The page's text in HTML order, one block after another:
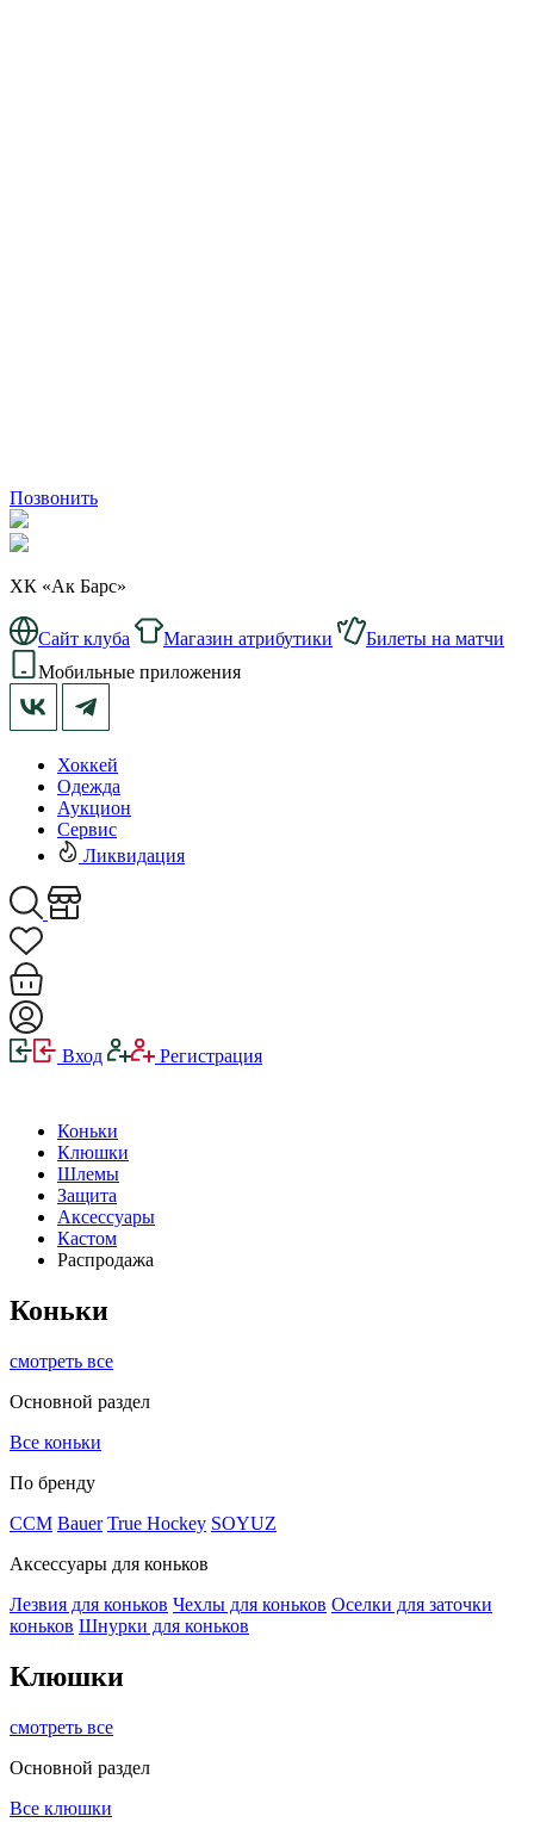
Позвонить
ХК «Ак Барс»
Сайт клуба Магазин атрибутики
Билеты на матчи
Мобильные приложения
Хоккей
Одежда
Аукцион
Сервис
Ликвидация
Вход Регистрация
Коньки
Клюшки
Шлемы
Защита
Аксессуары
Кастом
Распродажа
Коньки
смотреть все
Основной раздел
Все коньки
По бренду
ССМ Bauer True Hockey SOYUZ
Аксессуары для коньков
Лезвия для коньков Чехлы для коньков Оселки для заточки
коньков Шнурки для коньков
Клюшки
смотреть все
Основной раздел
Все клюшки